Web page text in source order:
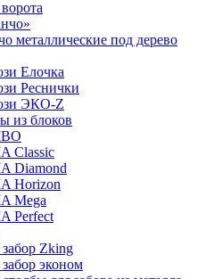
металлические под дерево
Елочка
Реснички
ЭКО-Z
из блоков
Classic
Diamond
Horizon
Mega
Perfect
Zking
эконом